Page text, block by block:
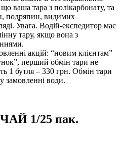
ваша тара з полікарбонату, та
подряпин, видимих
Увага. Водій-експедитор має
тару, якщо вона з
акцій: “новим клієнтам”
перший обмін тари не
1 бутля – 330 грн. Обмін тари
замовленні води.
1/25 пак.